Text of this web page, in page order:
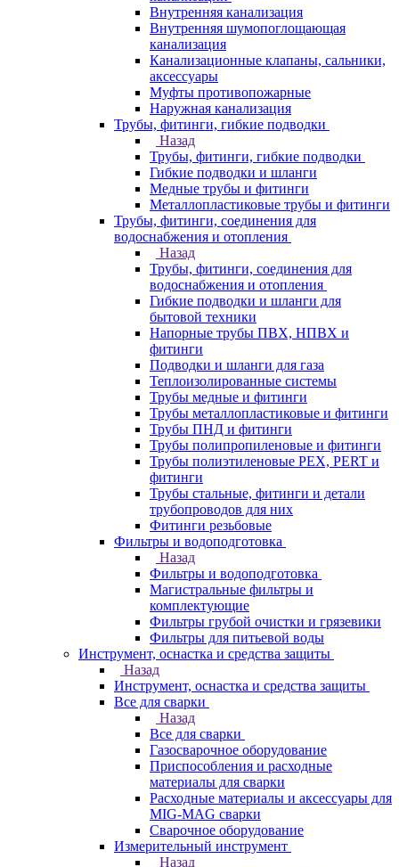
Внутренняя канализация
Внутренняя шумопоглощающая
канализация
Канализационные клапаны, сальники,
аксессуары
Муфты противопожарные
Наружная канализация
Трубы, фитинги, гибкие подводки
Назад
Трубы, фитинги, гибкие подводки
Гибкие подводки и шланги
Медные трубы и фитинги
Металлопластиковые трубы и фитинги
Трубы, фитинги, соединения для
водоснабжения и отопления
Назад
Трубы, фитинги, соединения для
водоснабжения и отопления
Гибкие подводки и шланги для
бытовой техники
Напорные трубы ПВХ, НПВХ и
фитинги
Подводки и шланги для газа
Теплоизолированные системы
Трубы медные и фитинги
Трубы металлопластиковые и фитинги
Трубы ПНД и фитинги
Трубы полипропиленовые и фитинги
Трубы полиэтиленовые PEX, PERT и
фитинги
Трубы стальные, фитинги и детали
трубопроводов для них
Фитинги резьбовые
Фильтры и водоподготовка
Назад
Фильтры и водоподготовка
Магистральные фильтры и
комплектующие
Фильтры грубой очистки и грязевики
Фильтры для питьевой воды
Инструмент, оснастка и средства защиты
Назад
Инструмент, оснастка и средства защиты
Все для сварки
Назад
Все для сварки
Газосварочное оборудование
Приспособления и расходные
материалы для сварки
Расходные материалы и аксессуары для
MIG-MAG сварки
Сварочное оборудование
Измерительный инструмент
Назад